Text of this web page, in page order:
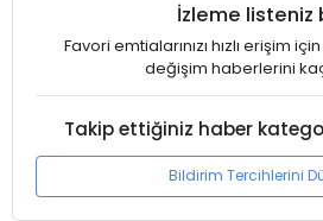
İzleme listeniz
Favori emtialarınızı hızlı erişim
değişim haberlerini
Takip ettiğiniz haber
Bildirim Tercihlerini